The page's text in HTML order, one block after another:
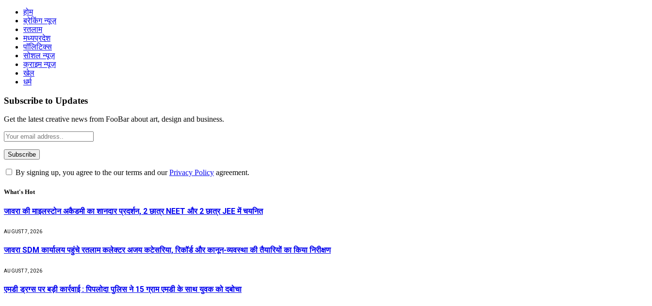
होम
ब्रेकिंग न्यूज़
रतलाम
मध्यप्रदेश
पॉलिटिक्स
सोशल न्यूज़
क्राइम न्यूज़
खेल
धर्म
Subscribe to Updates
Get the latest creative news from FooBar about art, design and business.
By signing up, you agree to the our terms and ourPrivacy Policy agreement.
What's Hot
जावरा की माइलस्टोन अकैडमी का शानदार प्रदर्शन, 2 छात्र NEET और 2 छात्र JEE में चयनित
AUGUST 7, 2026
जावरा SDM कार्यालय पहुंचे रतलाम कलेक्टर अजय कटेसरिया, रिकॉर्ड और कानून-व्यवस्था की तैयारियों का किया निरीक्षण
AUGUST 7, 2026
एमडी ड्रग्स पर बड़ी कार्रवाई : पिपलोदा पुलिस ने 15 ग्राम एमडी के साथ युवक को दबोचा